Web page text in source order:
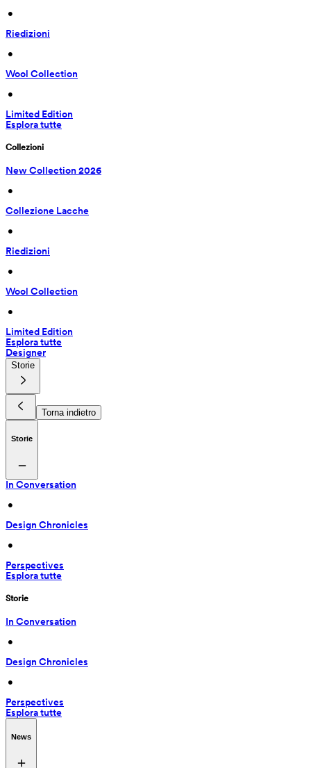
•
Riedizioni
•
Wool Collection
•
Limited Edition
Esplora tutte
Collezioni
New Collection 2026
•
Collezione Lacche
•
Riedizioni
•
Wool Collection
•
Limited Edition
Esplora tutte
Designer
Storie
Torna indietro
Storie
In Conversation
•
Design Chronicles
•
Perspectives
Esplora tutte
Storie
In Conversation
•
Design Chronicles
•
Perspectives
Esplora tutte
News